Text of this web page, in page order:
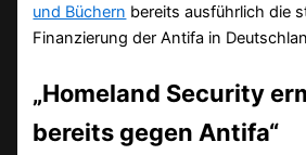
und Büchern bereits ausführlich die
Finanzierung der Antifa in
„Homeland Security
bereits gegen Antifa“